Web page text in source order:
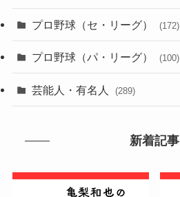
プロ野球（セ・リーグ） (172)
プロ野球（パ・リーグ） (100)
芸能人・有名人 (289)
新着記事